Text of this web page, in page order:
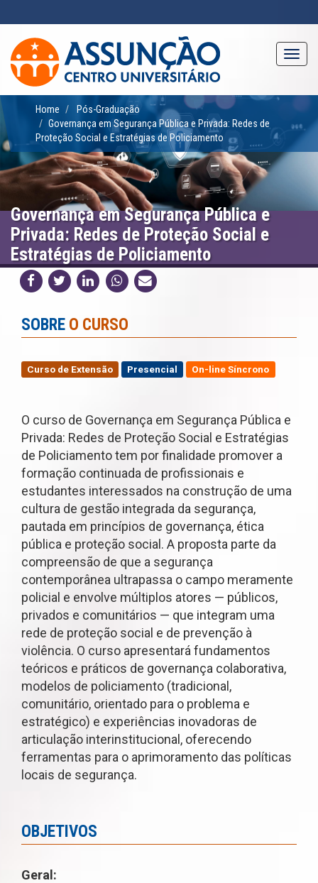
conteúdo
principal
Home
Pós-Graduação
Governança em Segurança Pública e Privada: Redes de
Proteção Social e Estratégias de Policiamento
Governança em Segurança Pública e
Privada: Redes de Proteção Social e
Estratégias de Policiamento
SOBRE O CURSO
Curso de Extensão Presencial On-line Síncrono
O curso de Governança em Segurança Pública e
Privada: Redes de Proteção Social e Estratégias
de Policiamento tem por finalidade promover a
formação continuada de profissionais e
estudantes interessados na construção de uma
cultura de gestão integrada da segurança,
pautada em princípios de governança, ética
pública e proteção social. A proposta parte da
compreensão de que a segurança
contemporânea ultrapassa o campo meramente
policial e envolve múltiplos atores — públicos,
privados e comunitários — que integram uma
rede de proteção social e de prevenção à
violência. O curso apresentará fundamentos
teóricos e práticos de governança colaborativa,
modelos de policiamento (tradicional,
comunitário, orientado para o problema e
estratégico) e experiências inovadoras de
articulação interinstitucional, oferecendo
ferramentas para o aprimoramento das políticas
locais de segurança.
OBJETIVOS
Geral: